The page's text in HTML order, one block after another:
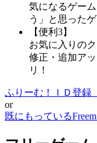
気になるゲー
う」と思った
【便利3】
お気に入りの
修正・追加ア
リ！
ふりーむ！ＩＤ登録
or
既にもっている